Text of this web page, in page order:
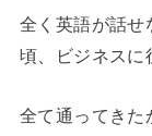
全く英語が話せ
頃、ビジネスに
全て通ってきた